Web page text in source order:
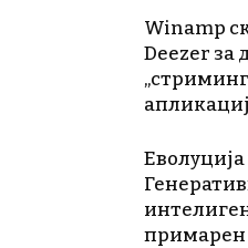
Winamp
Deezer за
примарен